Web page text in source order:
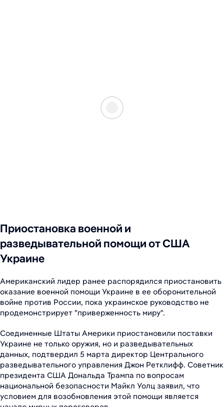
Приостановка военной и
разведывательной помощи от США
Украине
Американский лидер ранее распорядился приостановить
оказание военной помощи Украине в ее оборонительной
войне против России, пока украинское руководство не
продемонстрирует "приверженность миру".
Соединенные Штаты Америки приостановили поставки
Украине не только оружия, но и разведывательных
данных, подтвердил 5 марта директор Центрального
разведывательного управления Джон Ретклифф. Советник
президента США Дональда Трампа по вопросам
национальной безопасности Майкл Уолц заявил, что
условием для возобновления этой помощи является